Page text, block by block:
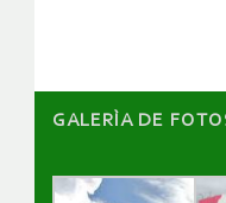
GALERÌA DE